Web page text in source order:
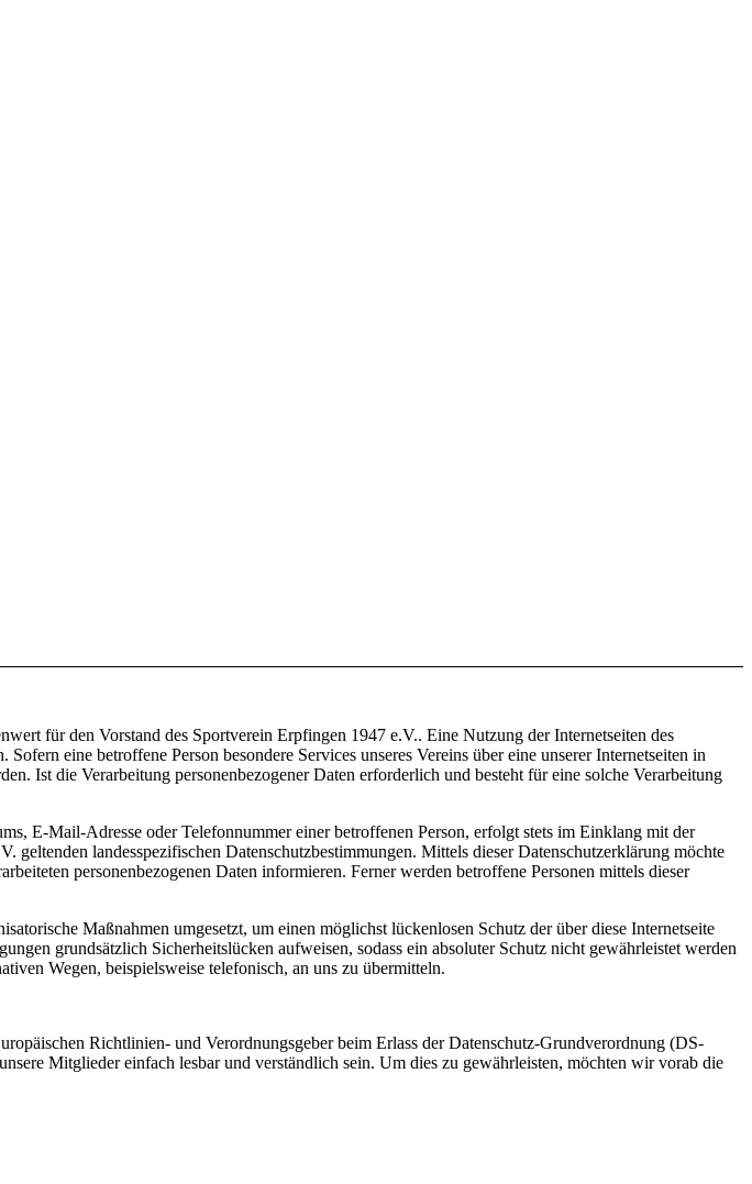
für den Vorstand des Sportverein Erpfingen 1947 e.V.. Eine Nutzung der Internetseiten des
eine betroffene Person besondere Services unseres Vereins über eine unserer Internetseiten in
Ist die Verarbeitung personenbezogener Daten erforderlich und besteht für eine solche Verarbeitung
E-Mail-Adresse oder Telefonnummer einer betroffenen Person, erfolgt stets im Einklang mit der
landesspezifischen Datenschutzbestimmungen. Mittels dieser Datenschutzerklärung möchte
personenbezogenen Daten informieren. Ferner werden betroffene Personen mittels dieser
Maßnahmen umgesetzt, um einen möglichst lückenlosen Schutz der über diese Internetseite
grundsätzlich Sicherheitslücken aufweisen, sodass ein absoluter Schutz nicht gewährleistet werden
Wegen, beispielsweise telefonisch, an uns zu übermitteln.
Richtlinien- und Verordnungsgeber beim Erlass der Datenschutz-Grundverordnung (DS-
Mitglieder einfach lesbar und verständlich sein. Um dies zu gewährleisten, möchten wir vorab die